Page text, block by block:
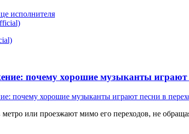
исполнителя
почему хорошие музыканты играют
метро или проезжают мимо его переходов, не